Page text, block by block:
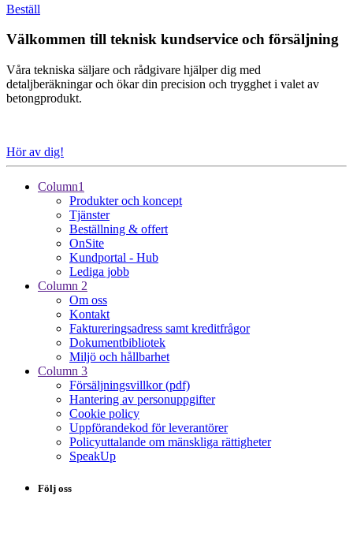
Beställ
Välkommen till teknisk kundservice och försäljning
Våra tekniska säljare och rådgivare hjälper dig med
detaljberäkningar och ökar din precision och trygghet i valet av
betongprodukt.
Hör av dig!
Column1
Produkter och koncept
Tjänster
Beställning & offert
OnSite
Kundportal - Hub
Lediga jobb
Column 2
Om oss
Kontakt
Faktureringsadress samt kreditfrågor
Dokumentbibliotek
Miljö och hållbarhet
Column 3
Försäljningsvillkor (pdf)
Hantering av personuppgifter
Cookie policy
Uppförandekod för leverantörer
Policyuttalande om mänskliga rättigheter
SpeakUp
Följ oss